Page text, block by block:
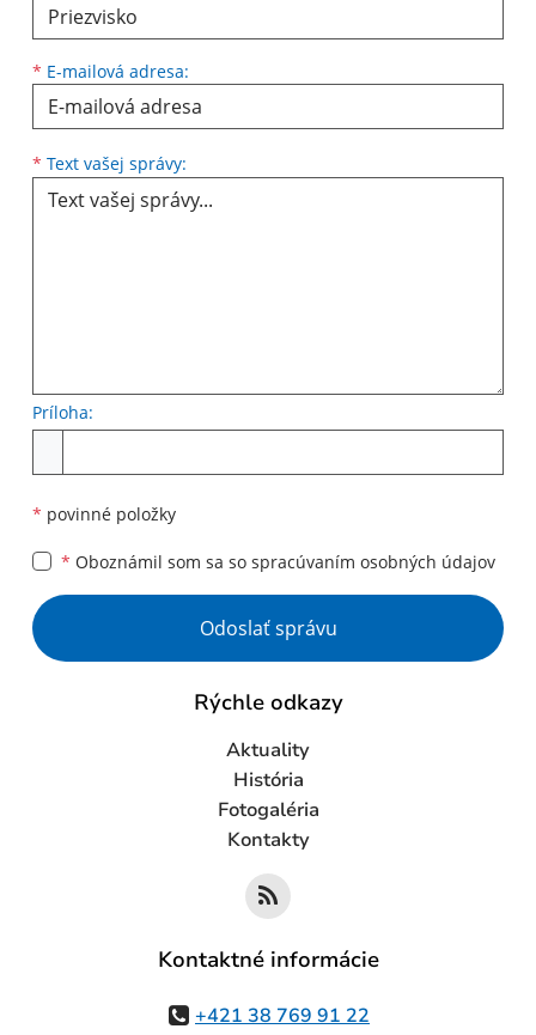
* E-mailová adresa:
* Text vašej správy:
Príloha:
* povinné položky
* Oboznámil som sa so spracúvaním osobných údajov
Google reCaptcha Response
Odoslať správu
Rýchle odkazy
Aktuality
História
Fotogaléria
Kontakty
Kontaktné informácie
+421 38 769 91 22